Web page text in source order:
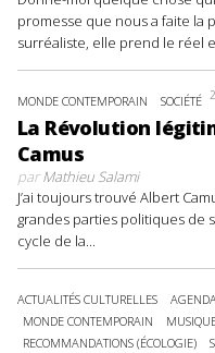
promesse que nous a faite la
surréaliste, elle prend le réel
MONDE CONTEMPORAIN SOCIÉTÉ
La Révolution
Camus
parMathieu Salami
J’ai toujours trouvé Albert
grandes parties politiques de
cycle de la...
ACTUALITÉS CULTURELLES
MONDE CONTEMPORAIN
RECOMMANDATIONS (ÉCOLOGIE)